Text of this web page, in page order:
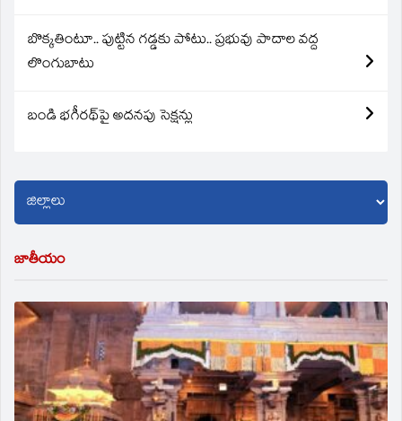
బొక్కతింటూ.. పుట్టిన గడ్డకు పోటు.. ప్రభువు పాదాల వద్ద
లొంగుబాటు
బండి భగీరథ్‌పై అదనపు సెక్షన్లు
జాతీయం